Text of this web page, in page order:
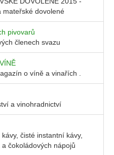
mateřské dovolené
pivovarů
členech svazu
o víně a vinařích .
a vinohradnictví
čisté instantní kávy,
čokoládových nápojů